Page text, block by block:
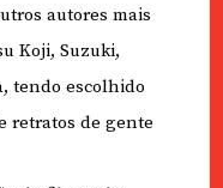
autores mais
Koji, Suzuki,
tendo escolhido
retratos de gente